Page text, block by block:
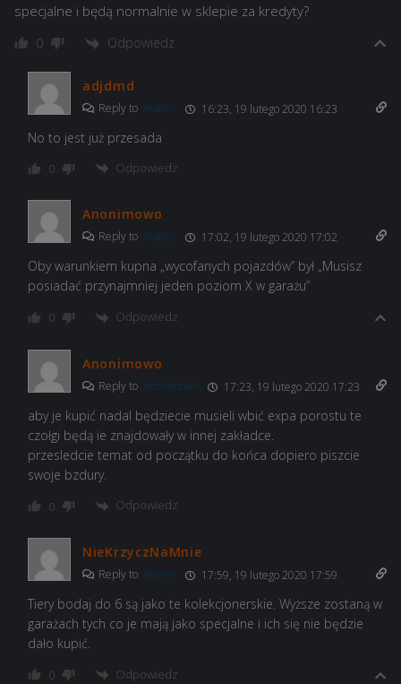
specjalne i będą normalnie w sklepie za kredyty?
0 Odpowiedz
adjdmd
Reply to Anarer 16:23, 19 lutego 2020 16:23
No to jest już przesada
0 Odpowiedz
Anonimowo
Reply to Anarer 17:02, 19 lutego 2020 17:02
Oby warunkiem kupna „wycofanych pojazdów” był „Musisz
posiadać przynajmniej jeden poziom X w garażu”
0 Odpowiedz
Anonimowo
Reply to Anonimowo 17:23, 19 lutego 2020 17:23
aby je kupić nadal będziecie musieli wbić expa porostu te
czołgi będą ie znajdowały w innej zakładce.
przesledcie temat od początku do końca dopiero piszcie
swoje bzdury.
0 Odpowiedz
NieKrzyczNaMnie
Reply to Anarer 17:59, 19 lutego 2020 17:59
Tiery bodaj do 6 są jako te kolekcjonerskie. Wyższe zostaną w
garażach tych co je mają jako specjalne i ich się nie będzie
dało kupić.
0 Odpowiedz